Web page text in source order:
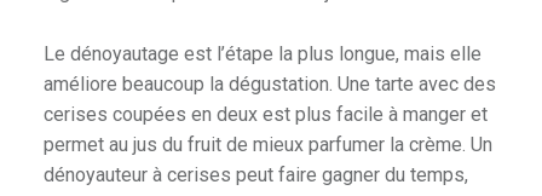
Le dénoyautage est l’étape la plus longue, mais elle
améliore beaucoup la dégustation. Une tarte avec des
cerises coupées en deux est plus facile à manger et
permet au jus du fruit de mieux parfumer la crème. Un
dénoyauteur à cerises peut faire gagner du temps,